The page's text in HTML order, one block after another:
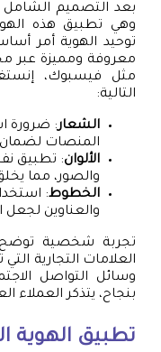
بعد التصميم الشامل
وهي تطبيق هذه
توحيد الهوية أمر
معروفة ومميزة عبر
مثل فيسبوك،
التالية:
الشعار: ضرورة
المنصات لضمان
الألوان: تطبيق
والصور، مما
الخطوط:
والعناوين
تجربة شخصية
العلامات التجارية
وسائل التواصل
بنجاح، يتذكر
تطبيق الهوية